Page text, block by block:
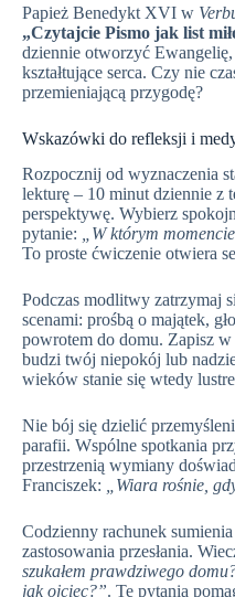
Papież Benedykt XVI w
„Czytajcie Pismo jak list
dziennie otworzyć
kształtujące serca. Czy nie
przemieniającą przygodę?
Wskazówki do refleksji i
Rozpocznij od wyznaczenia
lekturę – 10 minut dziennie z
perspektywę. Wybierz
pytanie:
„W którym
To proste ćwiczenie otwiera
Podczas modlitwy zatrzymaj
scenami: prośbą o majątek,
powrotem do domu. Zapisz
budzi twój niepokój lub
wieków stanie się wtedy
Nie bój się dzielić
parafii. Wspólne spotkania
przestrzenią wymiany
Franciszek:
„Wiara rośnie,
Codzienny rachunek
zastosowania przesłania.
szukałem prawdziwego
jak ojciec?”. Te pytania